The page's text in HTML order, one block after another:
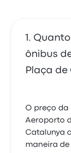
ônibus
Plaça de
O preço da
Aeroporto
Catalunya
maneira